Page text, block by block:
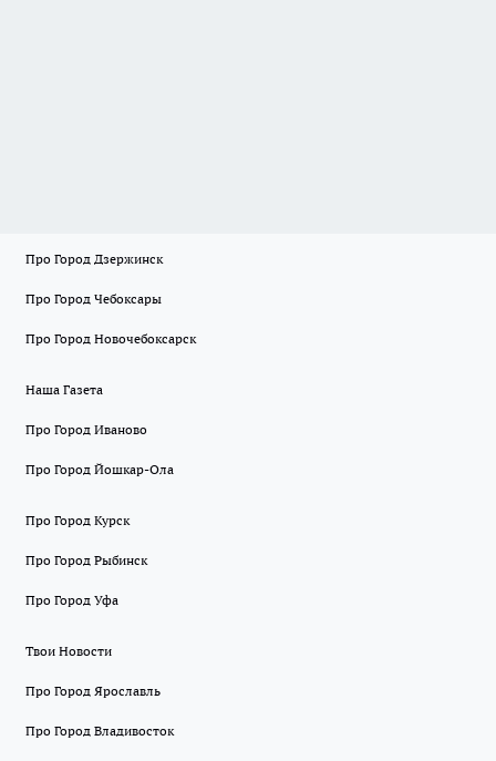
Про Город Дзержинск
Про Город Чебоксары
Про Город Новочебоксарск
Наша Газета
Про Город Иваново
Про Город Йошкар-Ола
Про Город Курск
Про Город Рыбинск
Про Город Уфа
Твои Новости
Про Город Ярославль
Про Город Владивосток